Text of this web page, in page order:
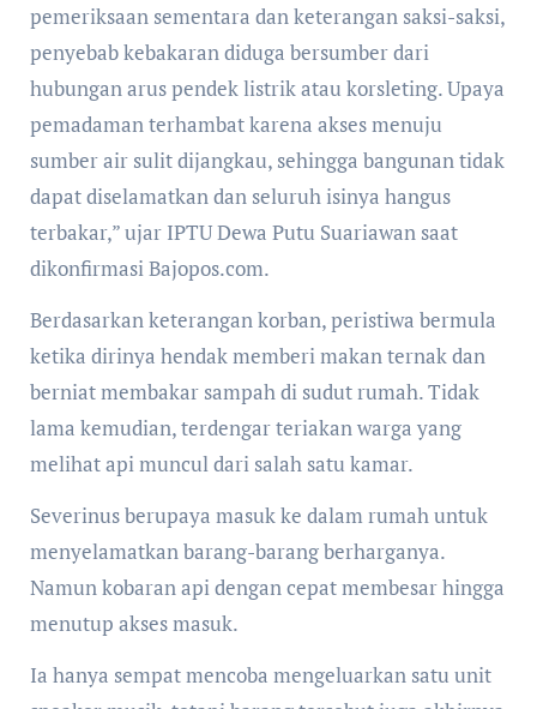
pemeriksaan sementara dan keterangan saksi-saksi,
penyebab kebakaran diduga bersumber dari
hubungan arus pendek listrik atau korsleting. Upaya
pemadaman terhambat karena akses menuju
sumber air sulit dijangkau, sehingga bangunan tidak
dapat diselamatkan dan seluruh isinya hangus
terbakar,” ujar IPTU Dewa Putu Suariawan saat
dikonfirmasi Bajopos.com.
Berdasarkan keterangan korban, peristiwa bermula
ketika dirinya hendak memberi makan ternak dan
berniat membakar sampah di sudut rumah. Tidak
lama kemudian, terdengar teriakan warga yang
melihat api muncul dari salah satu kamar.
Severinus berupaya masuk ke dalam rumah untuk
menyelamatkan barang-barang berharganya.
Namun kobaran api dengan cepat membesar hingga
menutup akses masuk.
Ia hanya sempat mencoba mengeluarkan satu unit